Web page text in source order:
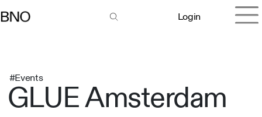
Login
#Events
GLUE Amsterdam